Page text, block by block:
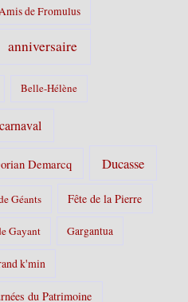
Amis de Fromulus
anniversaire
Belle-Hélène
carnaval
Demarcq Ducasse
Géants Fête de la Pierre
Gayant Gargantua
k'min
du Patrimoine